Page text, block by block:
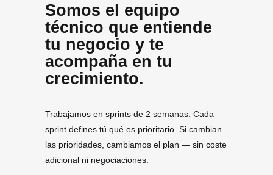
Somos el equipo
técnico que entiende
tu negocio y te
acompaña en tu
crecimiento.
Trabajamos en sprints de 2 semanas. Cada
sprint defines tú qué es prioritario. Si cambian
las prioridades, cambiamos el plan — sin coste
adicional ni negociaciones.